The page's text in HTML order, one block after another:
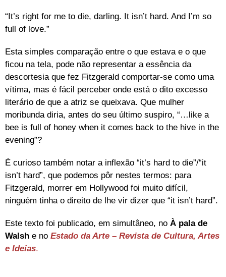
“It’s right for me to die, darling. It isn’t hard. And I’m so
full of love.”
Esta simples comparação entre o que estava e o que
ficou na tela, pode não representar a essência da
descortesia que fez Fitzgerald comportar-se como uma
vítima, mas é fácil perceber onde está o dito excesso
literário de que a atriz se queixava. Que mulher
moribunda diria, antes do seu último suspiro, “…like a
bee is full of honey when it comes back to the hive in the
evening”?
É curioso também notar a inflexão “it’s hard to die”/“it
isn’t hard”, que podemos pôr nestes termos: para
Fitzgerald, morrer em Hollywood foi muito difícil,
ninguém tinha o direito de lhe vir dizer que “it isn’t hard”.
Este texto foi publicado, em simultâneo, no À pala de
Walsh e no Estado da Arte – Revista de Cultura, Artes
e Ideias.